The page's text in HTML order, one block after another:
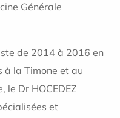
Générale
de 2014 à 2016 en
à la Timone et au
le Dr HOCEDEZ
et